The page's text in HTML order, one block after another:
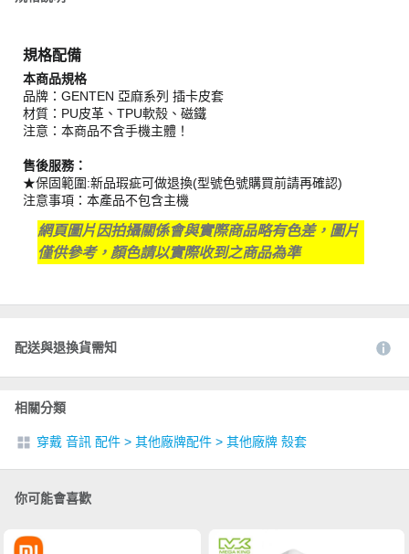
規格配備
本商品規格
品牌：GENTEN 亞麻系列 插卡皮套
材質：PU皮革、TPU軟殼、磁鐵
注意：本商品不含手機主體！
售後服務：
★保固範圍:新品瑕疵可做退換(型號色號購買前請再確認)
注意事項：本產品不包含主機
網頁圖片因拍攝關係會與實際商品略有色差，圖片
僅供參考，顏色請以實際收到之商品為準
配送與退換貨需知
相關分類
穿戴 音訊 配件 > 其他廠牌配件 > 其他廠牌 殼套
你可能會喜歡